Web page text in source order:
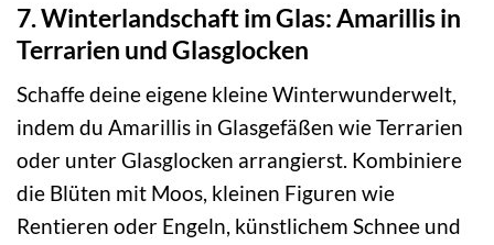
7. Winterlandschaft im Glas: Amarillis in
Terrarien und Glasglocken
Schaffe deine eigene kleine Winterwunderwelt,
indem du Amarillis in Glasgefäßen wie Terrarien
oder unter Glasglocken arrangierst. Kombiniere
die Blüten mit Moos, kleinen Figuren wie
Rentieren oder Engeln, künstlichem Schnee und